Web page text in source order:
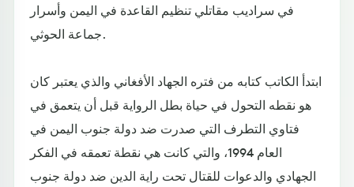
في سراديب مقاتلي تنظيم القاعدة في اليمن وأسرار
جماعة الحوثي.
ابتدأ الكاتب كتابه من فتره الجهاد الأفغاني والذي يعتبر كان
هو نقطه التحول في حياة بطل الرواية قبل أن يتعمق في
فتاوي التطرف التي صدرت ضد دولة جنوب اليمن في
العام 1994، والتي كانت هي نقطة تعمقه في الفكر
الجهادي والدعوات للقتال تحت راية الدين ضد دولة جنوب